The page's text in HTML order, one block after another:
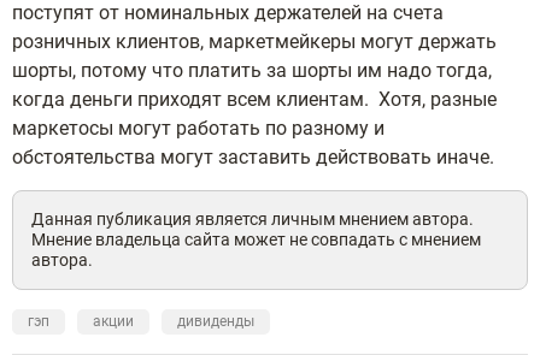
поступят от номинальных держателей на счета
розничных клиентов, маркетмейкеры могут держать
шорты, потому что платить за шорты им надо тогда,
когда деньги приходят всем клиентам. Хотя, разные
маркетосы могут работать по разному и
обстоятельства могут заставить действовать иначе.
Данная публикация является личным мнением автора.
Мнение владельца сайта может не совпадать с мнением
автора.
гэп акции дивиденды